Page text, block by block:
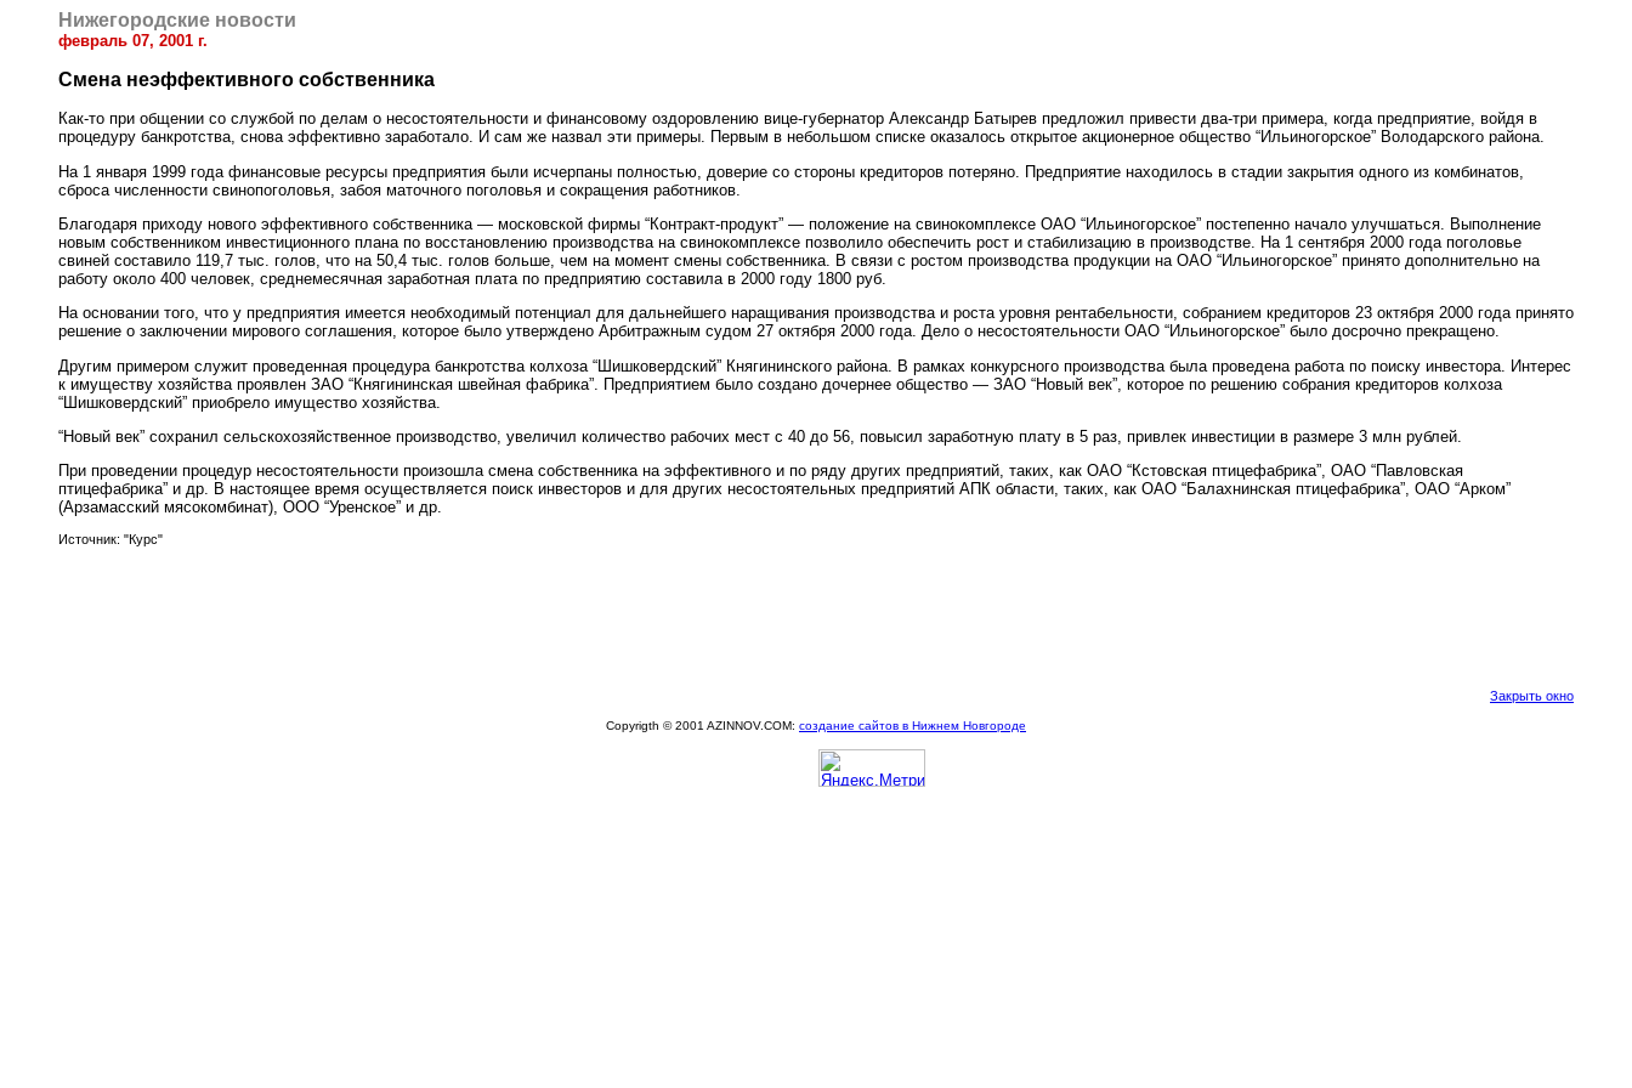
Нижегородские новости
февраль 07, 2001 г.
Смена неэффективного собственника
Как-то при общении со службой по делам о несостоятельности и финансовому оздоровлению вице-губернатор Александр Батырев предложил привести два-три примера, когда предприятие, войдя в
процедуру банкротства, снова эффективно заработало. И сам же назвал эти примеры. Первым в небольшом списке оказалось открытое акционерное общество “Ильиногорское” Володарского района.
На 1 января 1999 года финансовые ресурсы предприятия были исчерпаны полностью, доверие со стороны кредиторов потеряно. Предприятие находилось в стадии закрытия одного из комбинатов,
сброса численности свинопоголовья, забоя маточного поголовья и сокращения работников.
Благодаря приходу нового эффективного собственника — московской фирмы “Контракт-продукт” — положение на свинокомплексе ОАО “Ильиногорское” постепенно начало улучшаться. Выполнение
новым собственником инвестиционного плана по восстановлению производства на свинокомплексе позволило обеспечить рост и стабилизацию в производстве. На 1 сентября 2000 года поголовье
свиней составило 119,7 тыс. голов, что на 50,4 тыс. голов больше, чем на момент смены собственника. В связи с ростом производства продукции на ОАО “Ильиногорское” принято дополнительно на
работу около 400 человек, среднемесячная заработная плата по предприятию составила в 2000 году 1800 руб.
На основании того, что у предприятия имеется необходимый потенциал для дальнейшего наращивания производства и роста уровня рентабельности, собранием кредиторов 23 октября 2000 года принято
решение о заключении мирового соглашения, которое было утверждено Арбитражным судом 27 октября 2000 года. Дело о несостоятельности ОАО “Ильиногорское” было досрочно прекращено.
Другим примером служит проведенная процедура банкротства колхоза “Шишковердский” Княгининского района. В рамках конкурсного производства была проведена работа по поиску инвестора. Интерес
к имуществу хозяйства проявлен ЗАО “Княгининская швейная фабрика”. Предприятием было создано дочернее общество — ЗАО “Новый век”, которое по решению собрания кредиторов колхоза
“Шишковердский” приобрело имущество хозяйства.
“Новый век” сохранил сельскохозяйственное производство, увеличил количество рабочих мест с 40 до 56, повысил заработную плату в 5 раз, привлек инвестиции в размере 3 млн рублей.
При проведении процедур несостоятельности произошла смена собственника на эффективного и по ряду других предприятий, таких, как ОАО “Кстовская птицефабрика”, ОАО “Павловская
птицефабрика” и др. В настоящее время осуществляется поиск инвесторов и для других несостоятельных предприятий АПК области, таких, как ОАО “Балахнинская птицефабрика”, ОАО “Арком”
(Арзамасский мясокомбинат), ООО “Уренское” и др.
Источник: "Курс"
Закрыть окно
Copyrigth © 2001 AZINNOV.COM: создание сайтов в Нижнем Новгороде